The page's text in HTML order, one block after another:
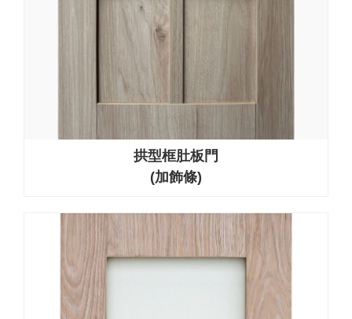
拱型框肚板門
(加飾條)